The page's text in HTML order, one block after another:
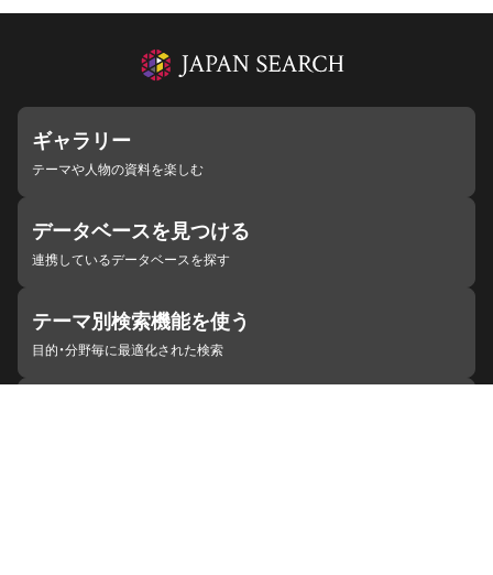
ギャラリー
テーマや人物の資料を楽しむ
データベースを見つける
連携しているデータベースを探す
テーマ別検索機能を使う
目的・分野毎に最適化された検索